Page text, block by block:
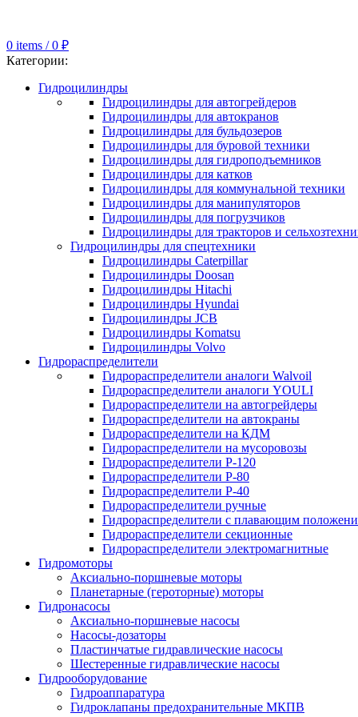
0 items / 0 ₽
Категории:
Гидроцилиндры
Гидроцилиндры для автогрейдеров
Гидроцилиндры для автокранов
Гидроцилиндры для бульдозеров
Гидроцилиндры для буровой техники
Гидроцилиндры для гидроподъемников
Гидроцилиндры для катков
Гидроцилиндры для коммунальной техники
Гидроцилиндры для манипуляторов
Гидроцилиндры для погрузчиков
Гидроцилиндры для тракторов и
Гидроцилиндры для спецтехники
Гидроцилиндры Caterpillar
Гидроцилиндры Doosan
Гидроцилиндры Hitachi
Гидроцилиндры Hyundai
Гидроцилиндры JCB
Гидроцилиндры Komatsu
Гидроцилиндры Volvo
Гидрораспределители
Гидрораспределители аналоги Walvoil
Гидрораспределители аналоги YOULI
Гидрораспределители на автогрейдеры
Гидрораспределители на автокраны
Гидрораспределители на КДМ
Гидрораспределители на мусоровозы
Гидрораспределители Р-120
Гидрораспределители Р-80
Гидрораспределители Р-40
Гидрораспределители ручные
Гидрораспределители с плавающим
Гидрораспределители секционные
Гидрораспределители электромагнитные
Гидромоторы
Аксиально-поршневые моторы
Планетарные (героторные) моторы
Гидронасосы
Аксиально-поршневые насосы
Насосы-дозаторы
Пластинчатые гидравлические насосы
Шестеренные гидравлические насосы
Гидрооборудование
Гидроаппаратура
Гидроклапаны предохранительные МКПВ